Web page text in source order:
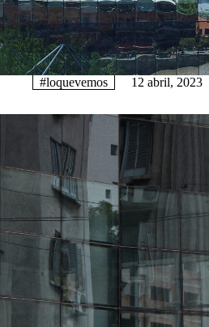
#loquevemos 12 abril, 2023